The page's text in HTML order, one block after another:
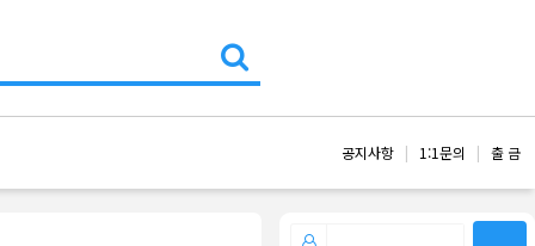
공지사항 1:1문의 출 금